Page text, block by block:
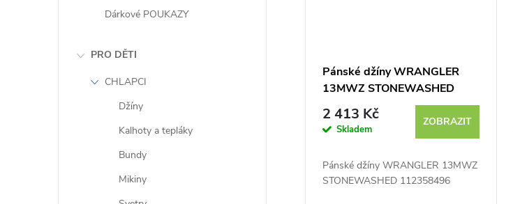
Dárkové POUKAZY
PRO DĚTI
CHLAPCI
Džíny
Kalhoty a tepláky
Bundy
Mikiny
Pánské džíny WRANGLER
13MWZ STONEWASHED
112358496 - výprodej
2 413 Kč
Skladem
ZOBRAZIT
Pánské džíny WRANGLER 13MWZ
STONEWASHED 112358496